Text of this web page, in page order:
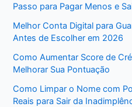
Passo para Pagar Menos e
Melhor Conta Digital para
Antes de Escolher em 2026
Como Aumentar Score de
Melhorar Sua Pontuação
Como Limpar o Nome com
Reais para Sair da